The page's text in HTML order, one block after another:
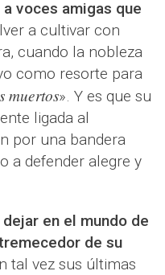
voces amigas que
a cultivar con
cuando la nobleza
como resorte para
muertos». Y es que su
ligada al
por una bandera
a defender alegre y
en el mundo de
de su
tal vez sus últimas